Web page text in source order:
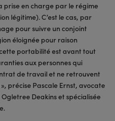
prise en charge par le régime
légitime). C’est le cas, par
pour suivre un conjoint
éloignée pour raison
portabilité est avant tout
aux personnes qui
de travail et ne retrouvent
précise Pascale Ernst, avocate
Deakins et spécialisée